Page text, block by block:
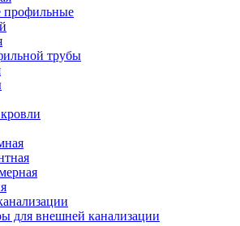
трубы
для внешней канализации